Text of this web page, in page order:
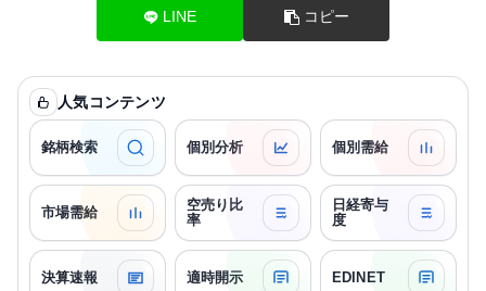
LINE コピー
人気コンテンツ
銘柄検索 個別分析 個別需給
市場需給
空売り比
率
日経寄与
度
決算速報 適時開示 EDINET